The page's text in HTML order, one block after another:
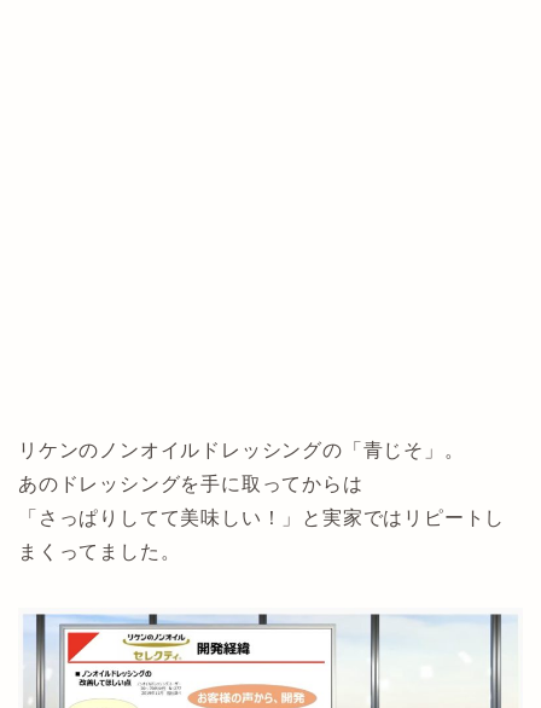
リケンのノンオイルドレッシングの「青じそ」。
あのドレッシングを手に取ってからは
「さっぱりしてて美味しい！」と実家ではリピートし
まくってました。